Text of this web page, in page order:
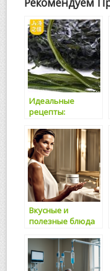
Идеальные
рецепты:
вкусные блюда из
рыбы и овощей
на пару
Вкусные и
полезные блюда
овощей: рецепты
для здорового
питания